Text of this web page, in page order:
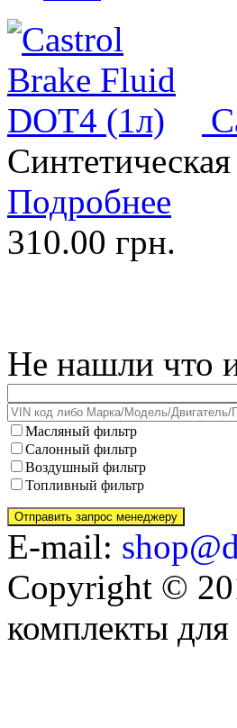
Подробнее
310.00 грн.
Не нашли что
Масляный фильтр
Салонный фильтр
Воздушный фильтр
Топливный фильтр
E-mail:
Copyright ©
комплекты